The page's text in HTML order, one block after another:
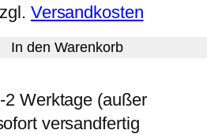
Versandkosten
In den Warenkorb
2 Werktage (außer
versandfertig